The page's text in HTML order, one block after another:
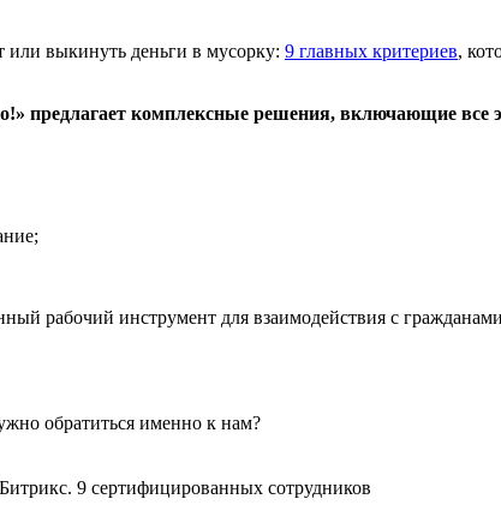
или выкинуть деньги в мусорку: 9 главных критериев,
предлагает комплексные решения, включающие все
рабочий инструмент для взаимодействия с
обратиться именно к нам?
9 сертифицированных сотрудников